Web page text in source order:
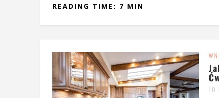
READING TIME: 7 MIN
10